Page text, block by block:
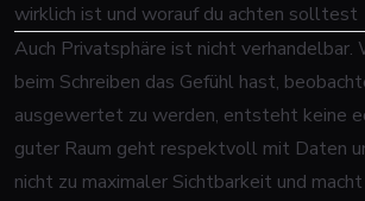
wirklich ist und worauf du achten solltest
Auch Privatsphäre ist nicht verhandelbar.
beim Schreiben das Gefühl hast,
ausgewertet zu werden, entsteht keine
guter Raum geht respektvoll mit Daten
nicht zu maximaler Sichtbarkeit und